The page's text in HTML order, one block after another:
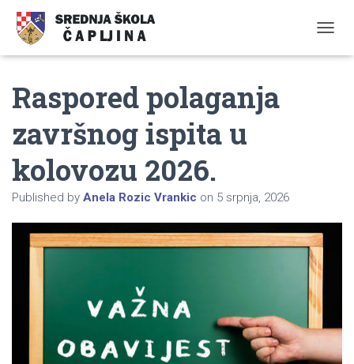
Raspored polaganja
završnog ispita u
kolovozu 2026.
Published by Anela Rozic Vrankic on 5 srpnja, 2026